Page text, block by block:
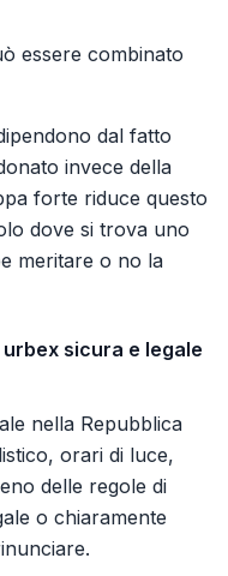
essere combinato
dal fatto
invece della
forte riduce questo
dove si trova uno
meritare o no la
sicura e legale
nella Repubblica
orari di luce,
delle regole di
o chiaramente